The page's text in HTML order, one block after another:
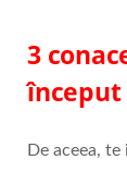
3
început
De aceea,